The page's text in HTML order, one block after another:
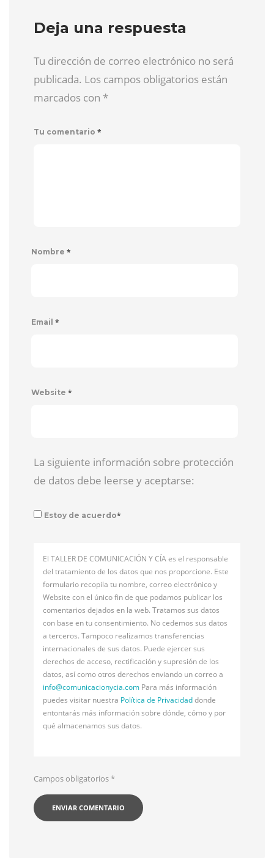
Deja una respuesta
Tu dirección de correo electrónico no será
publicada. Los campos obligatorios están
marcados con *
Tu comentario *
Nombre *
Email *
Website *
La siguiente información sobre protección
de datos debe leerse y aceptarse:
Estoy de acuerdo*
El TALLER DE COMUNICACIÓN Y CÍA es el responsable
del tratamiento de los datos que nos proporcione. Este
formulario recopila tu nombre, correo electrónico y
Website con el único fin de que podamos publicar los
comentarios dejados en la web. Tratamos sus datos
con base en tu consentimiento. No cedemos sus datos
a terceros. Tampoco realizamos transferencias
internacionales de sus datos. Puede ejercer sus
derechos de acceso, rectificación y supresión de los
datos, así como otros derechos enviando un correo a
info@comunicacionycia.com Para más información
puedes visitar nuestra Política de Privacidaddonde
entontarás más información sobre dónde, cómo y por
qué almacenamos sus datos.
Campos obligatorios*